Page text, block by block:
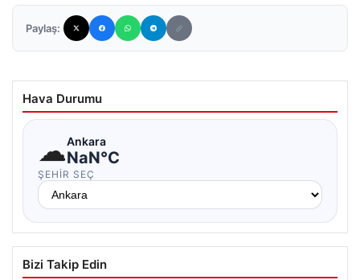
Paylaş:
Hava Durumu
☁Ankara
NaN°C
ŞEHIR SEÇ
Bizi Takip Edin